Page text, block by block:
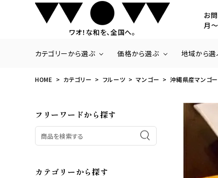
ワオ！な和を、全国へ。
お
月
カテゴリーから選ぶ
商品一覧
ラ・フランス
さくらんぼ
みかん
梨
価格から選ぶ
～3,000円
3,001円～5,000
20,001円～
地域から選
北海道・東北
九州・沖縄
HOME カテゴリー フルーツ マンゴー 沖縄県産マンゴー
フリーワードから探す
カテゴリーから探す